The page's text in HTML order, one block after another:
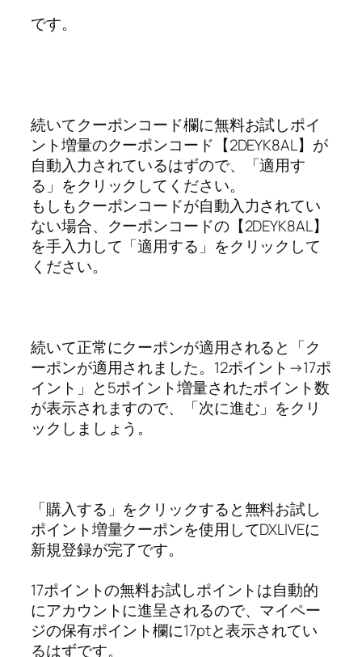
です。
続いてクーポンコード欄に無料お試しポイ
ント増量のクーポンコード【2DEYK8AL】が
自動入力されているはずので、「適用す
る」をクリックしてください。
もしもクーポンコードが自動入力されてい
ない場合、クーポンコードの【2DEYK8AL】
を手入力して「適用する」をクリックして
ください。
続いて正常にクーポンが適用されると「ク
ーポンが適用されました。12ポイント→17ポ
イント」と5ポイント増量されたポイント数
が表示されますので、「次に進む」をクリ
ックしましょう。
「購入する」をクリックすると無料お試し
ポイント増量クーポンを使用してDXLIVEに
新規登録が完了です。
17ポイントの無料お試しポイントは自動的
にアカウントに進呈されるので、マイペー
ジの保有ポイント欄に17ptと表示されてい
るはずです。